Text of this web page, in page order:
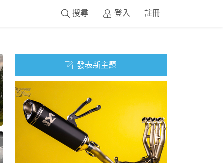
登入 註冊
搜尋
發表新主題